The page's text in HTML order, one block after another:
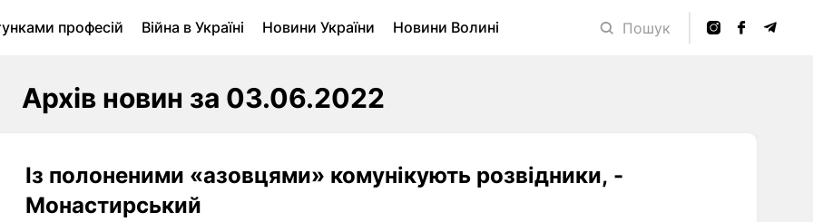
професій Війна в Україні Новини України
Новини Волині
Пошук
Архів новин за 03.06.2022
Із полоненими «азовцями» комунікують розвідники, -
Монастирський